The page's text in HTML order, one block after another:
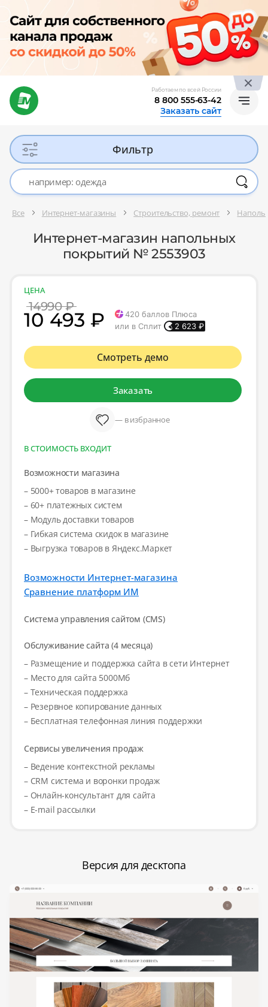
Работаем по всей России
8 800 555-63-42
Заказать сайт
Фильтр
Все Интернет-магазины Строительство, ремонт
Интернет-магазин напольных
покрытий № 2553903
ЦЕНА
14990 ₽
10 493 ₽ 420баллов Плюса
или в Сплит
2 623₽
Смотреть демо
Заказать
— в избранное
В СТОИМОСТЬ ВХОДИТ
Возможности магазина
– 5000+ товаров в магазине
– 60+ платежных систем
– Модуль доставки товаров
– Гибкая система скидок в магазине
– Выгрузка товаров в Яндекс.Маркет
Возможности Интернет-магазина
Сравнение платформ ИМ
Система управления сайтом (CMS)
Обслуживание сайта (4 месяца)
– Размещение и поддержка сайта в сети Интернет
– Место для сайта 5000Мб
– Техническая поддержка
– Резервное копирование данных
– Бесплатная телефонная линия поддержки
Сервисы увеличения продаж
– Ведение контекстной рекламы
– CRM система и воронки продаж
– Онлайн-консультант для сайта
– E-mail рассылки
Версия для десктопа